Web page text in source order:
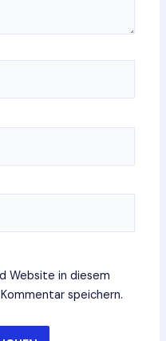
Website in diesem
speichern.